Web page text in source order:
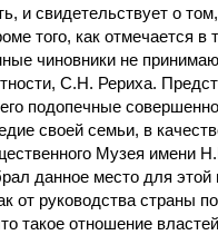
и свидетельствует о
того, как отмечается
чиновники не
С.Н. Рериха.
подопечные
своей семьи, в
Музея имени
данное место для этой
от руководства страны
такое отношение